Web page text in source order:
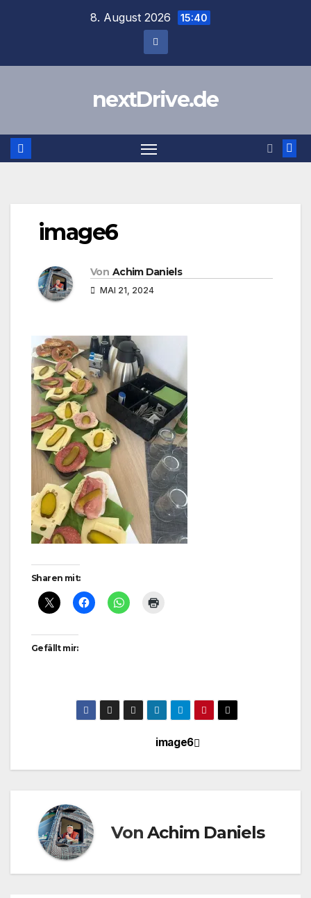
8. August 2026 15:40
nextDrive.de
image6
Von Achim Daniels
MAI 21, 2024
Sharen mit:
Gefällt mir:
Beitragsnavigation
image6
VonAchim Daniels